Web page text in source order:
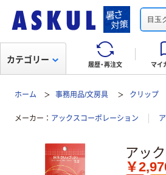
目玉
履歴・再注文 マイ
カテゴリー
ホーム 事務用品/文房具 クリップ
メーカー アックスコーポレーション
アッ
￥